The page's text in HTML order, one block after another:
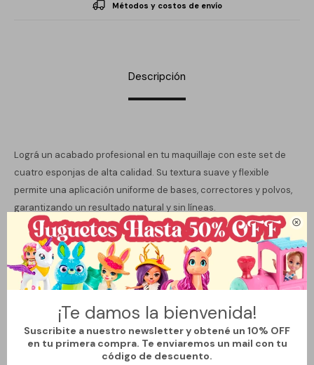

¡Te damos la bienvenida!
Suscribite a nuestro newsletter y obtené un 10% OFF
en tu primera compra. Te enviaremos un mail con tu
código de descuento.
Métodos y costos de envío
Descripción
Lográ un acabado profesional en tu maquillaje con este set de
cuatro esponjas de alta calidad. Su textura suave y flexible
permite una aplicación uniforme de bases, correctores y polvos,
garantizando un resultado natural y sin líneas.
Características:
Contiene 4 esponjas de maquillaje en tonos pastel.
Diseño ergonómico con punta precisa para zonas
Material esponjoso y suave, ideal para usar en seco o
húmedo.
Incluye práctico estuche plástico para mantenerlas limpias